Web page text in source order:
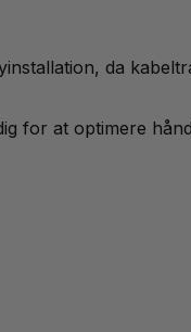
da
for at optimere